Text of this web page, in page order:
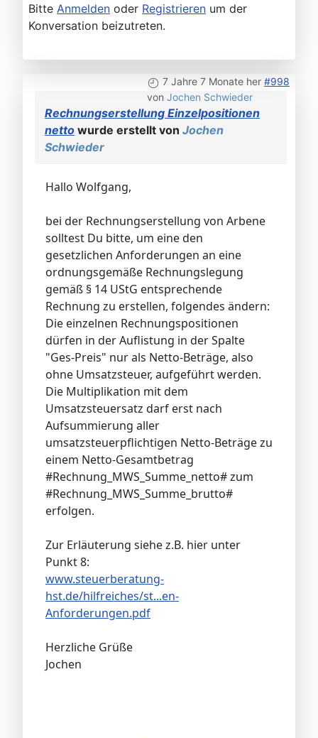
Bitte Anmelden oder Registrieren um der
Konversation beizutreten.
7 Jahre 7 Monate her #998
von Jochen Schwieder
Rechnungserstellung Einzelpositionen
netto wurde erstellt von Jochen
Schwieder
Hallo Wolfgang,
bei der Rechnungserstellung von Arbene
solltest Du bitte, um eine den
gesetzlichen Anforderungen an eine
ordnungsgemäße Rechnungslegung
gemäß § 14 UStG entsprechende
Rechnung zu erstellen, folgendes ändern:
Die einzelnen Rechnungspositionen
dürfen in der Auflistung in der Spalte
"Ges-Preis" nur als Netto-Beträge, also
ohne Umsatzsteuer, aufgeführt werden.
Die Multiplikation mit dem
Umsatzsteuersatz darf erst nach
Aufsummierung aller
umsatzsteuerpflichtigen Netto-Beträge zu
einem Netto-Gesamtbetrag
#Rechnung_MWS_Summe_netto# zum
#Rechnung_MWS_Summe_brutto#
erfolgen.
Zur Erläuterung siehe z.B. hier unter
Punkt 8:
www.steuerberatung-
hst.de/hilfreiches/st...en-
Anforderungen.pdf
Herzliche Grüße
Jochen